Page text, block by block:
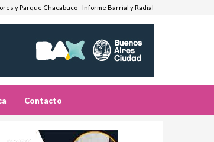
y Parque Chacabuco - Informe Barrial y Radial
Contacto